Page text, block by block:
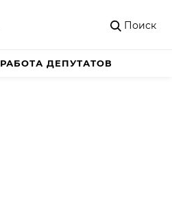
Поиск
РАБОТА ДЕПУТАТОВ